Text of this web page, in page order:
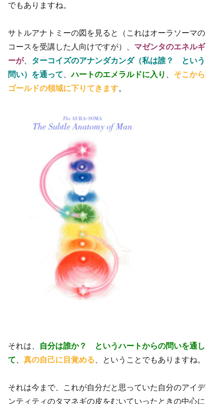
でもありますね。
サトルアナトミーの図を見ると（これはオーラソーマの
コースを受講した人向けですが）、 マゼンタのエネルギ
ーが、 ターコイズのアナンダカンダ（私は誰？ という
問い）を通って 、ハートのエメラルドに入り
そこから
ゴールドの領域に下りてきます。
それは、 自分は誰か？ というハートからの問いを通し
て 、真の自己に目覚める 、ということでもありますね。
それは今まで、これが自分だと思っていた自分のアイデ
ンティティのタマネギの皮をむいていったときの中心に